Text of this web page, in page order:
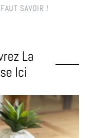
SAVOIR !
La
Ici